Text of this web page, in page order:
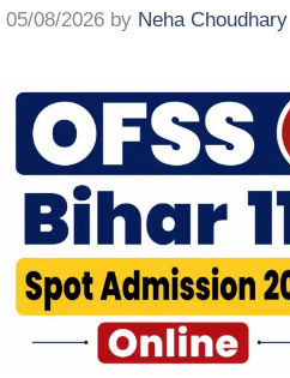
05/08/2026 by Neha Choudhary